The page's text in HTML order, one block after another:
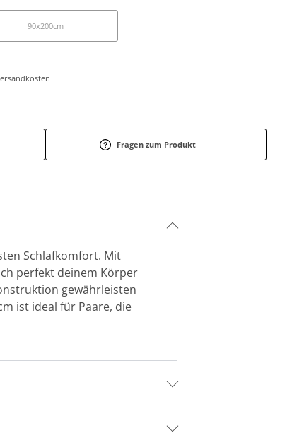
90x200cm
Fragen zum Produkt
Schlafkomfort. Mit
perfekt deinem Körper
gewährleisten
ist ideal für Paare, die